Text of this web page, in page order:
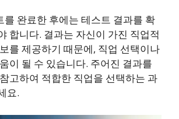
를 완료한 후에는 테스트 결과를 확
합니다. 결과는 자신이 가진 직업적
를 제공하기 때문에, 직업 선택이나
이 될 수 있습니다. 주어진 결과를
고하여 적합한 직업을 선택하는 과
요.